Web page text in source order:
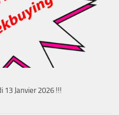
13 Janvier 2026 !!!